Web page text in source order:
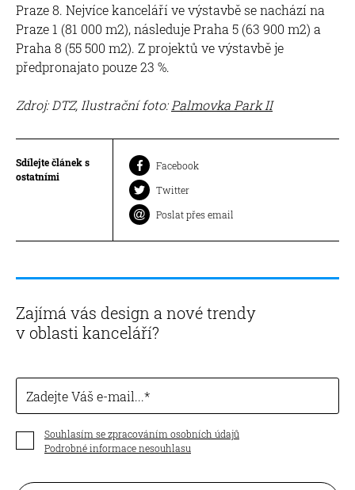
Praze 8. Nejvíce kanceláří ve výstavbě se nachází na
Praze 1 (81 000 m2), následuje Praha 5 (63 900 m2) a
Praha 8 (55 500 m2). Z projektů ve výstavbě je
předpronajato pouze 23 %.
Zdroj: DTZ, Ilustrační foto: Palmovka Park II
Sdílejte článek s
ostatními
Facebook
Twitter
Poslat přes email
Zajímá vás design a nové trendy
v oblasti kanceláří?
Zadejte Váš e-mail...
Souhlasím se zpracováním osobních údajů
Podrobné informace nesouhlasu